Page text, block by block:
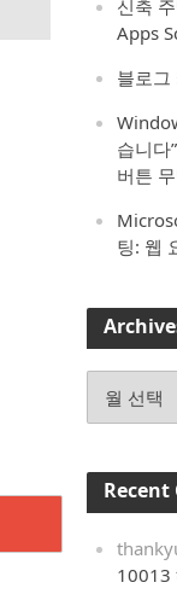
신축
Apps
블로그
습니다
버튼
팅: 웹
10013